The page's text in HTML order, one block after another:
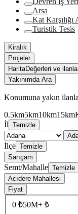
Arsa
Kat Karşılığı
Turistik Tesis
Kiralık
Projeler
HaritaDeğerleri ve
Yakınımda Ara
Konumuna yakın
0.5km5km10km15km
İl Temizle
İlçe Temizle
Sarıçam
Semt/Mahalle Temizle
Acıdere Mahallesi
Fiyat
0 ₺50M+ ₺